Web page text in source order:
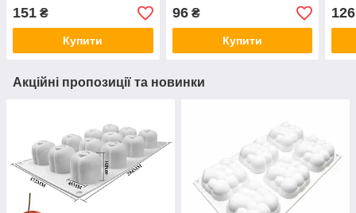
151 ₴
Купити
96₴
Купити
126
Акційні пропозиції та новинки